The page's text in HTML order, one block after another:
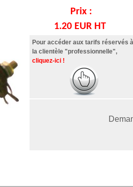
Prix :
1.20 EUR HT
Pour accéder aux tarifs réservés à
la clientèle "professionnelle",
cliquez-ici !